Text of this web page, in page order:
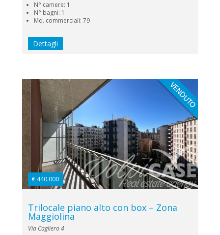
N° camere: 1
N° bagni: 1
Mq. commerciali: 79
Dettagli
€ 440.000
Trilocale piano alto con box – Zona
Maggiolina
Via Cagliero 4